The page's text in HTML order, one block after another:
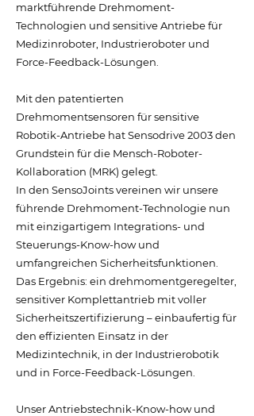
marktführende Drehmoment-
Technologien und sensitive Antriebe für
Medizinroboter, Industrieroboter und
Force-Feedback-Lösungen.
Mit den patentierten
Drehmomentsensoren für sensitive
Robotik-Antriebe hat Sensodrive 2003 den
Grundstein für die Mensch-Roboter-
Kollaboration (MRK) gelegt.
In den SensoJoints vereinen wir unsere
führende Drehmoment-Technologie nun
mit einzigartigem Integrations- und
Steuerungs-Know-how und
umfangreichen Sicherheitsfunktionen.
Das Ergebnis: ein drehmomentgeregelter,
sensitiver Komplettantrieb mit voller
Sicherheitszertifizierung – einbaufertig für
den effizienten Einsatz in der
Medizintechnik, in der Industrierobotik
und in Force-Feedback-Lösungen.
Unser Antriebstechnik-Know-how und